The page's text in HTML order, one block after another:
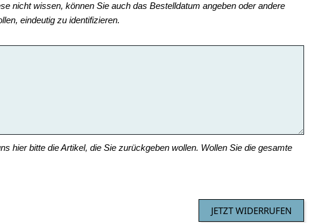
nicht wissen, können Sie auch das Bestelldatum angeben oder andere
eindeutig zu identifizieren.
hier bitte die Artikel, die Sie zurückgeben wollen. Wollen Sie die gesamte
JETZT WIDERRUFEN